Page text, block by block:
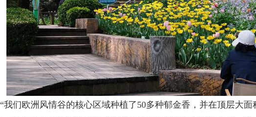
“我们欧洲风情谷的核心区域种植了50多种郁金香，并在顶层大